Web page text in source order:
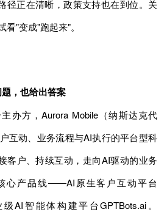
径正在清晰，政策支持也在到位。关
"变成"跑起来"。
，也给出答案
办方，Aurora Mobile（纳斯达克代
互动、业务流程与AI执行的平台型科
客户、持续互动，走向AI驱动的业务
心产品线——AI原生客户互动平台
AI智能体构建平台GPTBots.ai。